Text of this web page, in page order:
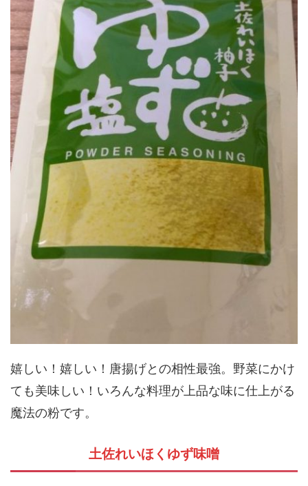
嬉しい！嬉しい！唐揚げとの相性最強。野菜にかけ
ても美味しい！いろんな料理が上品な味に仕上がる
魔法の粉です。
土佐れいほくゆず味噌